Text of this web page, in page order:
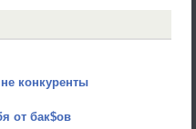
конкуренты
от бак$ов